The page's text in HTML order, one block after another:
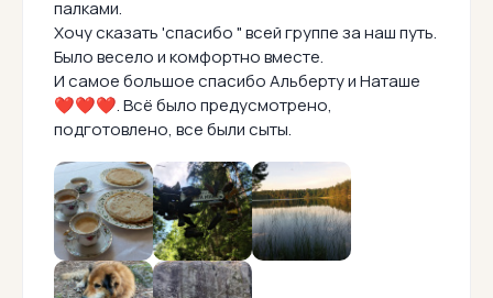
палками.
Хочу сказать 'спасибо " всей группе за наш путь.
Было весело и комфортно вместе.
И самое большое спасибо Альберту и Наташе
❤❤❤. Всё было предусмотрено,
подготовлено, все были сыты.